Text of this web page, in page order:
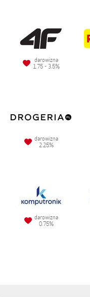
darowizna
1.75 - 3.5%
darowizna
2.25%
darowizna
0.75%